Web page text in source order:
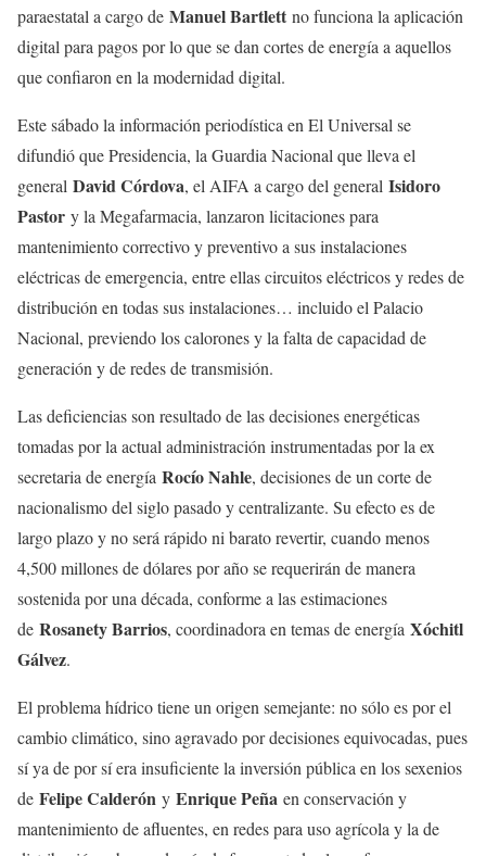
paraestatal a cargo de Manuel Bartlett no funciona la aplicación
digital para pagos por lo que se dan cortes de energía a aquellos
que confiaron en la modernidad digital.
Este sábado la información periodística en El Universal se
difundió que Presidencia, la Guardia Nacional que lleva el
general David Córdova, el AIFA a cargo del general Isidoro
Pastor y la Megafarmacia, lanzaron licitaciones para
mantenimiento correctivo y preventivo a sus instalaciones
eléctricas de emergencia, entre ellas circuitos eléctricos y redes de
distribución en todas sus instalaciones… incluido el Palacio
Nacional, previendo los calorones y la falta de capacidad de
generación y de redes de transmisión.
Las deficiencias son resultado de las decisiones energéticas
tomadas por la actual administración instrumentadas por la ex
secretaria de energía Rocío Nahle, decisiones de un corte de
nacionalismo del siglo pasado y centralizante. Su efecto es de
largo plazo y no será rápido ni barato revertir, cuando menos
4,500 millones de dólares por año se requerirán de manera
sostenida por una década, conforme a las estimaciones
de Rosanety Barrios, coordinadora en temas de energía Xóchitl
Gálvez.
El problema hídrico tiene un origen semejante: no sólo es por el
cambio climático, sino agravado por decisiones equivocadas, pues
sí ya de por sí era insuficiente la inversión pública en los sexenios
de Felipe Calderón y Enrique Peña en conservación y
mantenimiento de afluentes, en redes para uso agrícola y la de